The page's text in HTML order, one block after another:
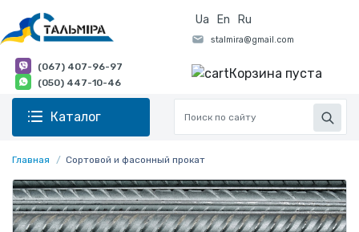
Ua En Ru
(067) 407-96-97
(050) 447-10-46
Корзина пуста
Каталог
Главная Сортовой и фасонный прокат